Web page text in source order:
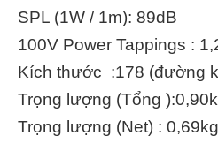
SPL (1W / 1m): 89dB
100V Power Tappings :
Kích thước :178 (đường
Trọng lượng (Tổng
Trọng lượng (Net) : 0,69kg